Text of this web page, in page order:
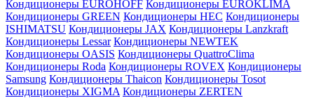
Кондиционеры EUROHOFF Кондиционеры EUROKLIMA
Кондиционеры GREEN Кондиционеры HEC Кондиционеры
ISHIMATSU Кондиционеры JAX Кондиционеры Lanzkraft
Кондиционеры Lessar Кондиционеры NEWTEK
Кондиционеры OASIS Кондиционеры QuattroClima
Кондиционеры Roda Кондиционеры ROVEX Кондиционеры
Samsung Кондиционеры Thaicon Кондиционеры Tosot
Кондиционеры XIGMA Кондиционеры ZERTEN